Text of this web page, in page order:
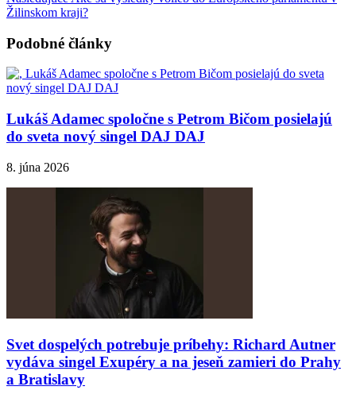
Žilinskom kraji?
Podobné články
Lukáš Adamec spoločne s Petrom Bičom posielajú
do sveta nový singel DAJ DAJ
8. júna 2026
Svet dospelých potrebuje príbehy: Richard Autner
vydáva singel Exupéry a na jeseň zamieri do Prahy
a Bratislavy